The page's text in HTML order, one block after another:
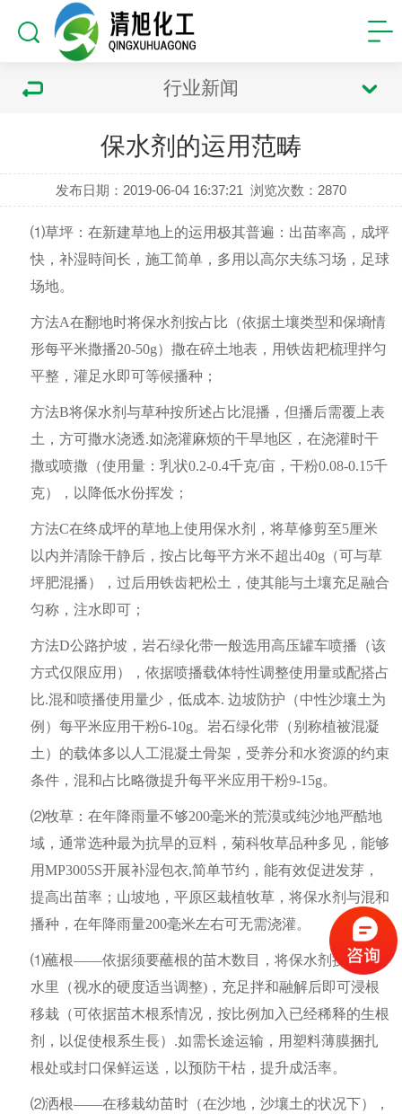
行业新闻
保水剂的运用范畴
发布日期：2019-06-04 16:37:21 浏览次数： 2870
⑴草坪：在新建草地上的运用极其普遍：出苗率高，成坪
快，补湿時间长，施工简单，多用以高尔夫练习场，足球
场地。
方法A在翻地时将保水剂按占比（依据土壤类型和保墒情
形每平米撒播20-50g）撒在碎土地表，用铁齿耙梳理拌匀
平整，灌足水即可等候播种；
方法B将保水剂与草种按所述占比混播，但播后需覆上表
土，方可撒水浇透.如浇灌麻烦的干旱地区，在浇灌时干
撒或喷撒（使用量：乳状0.2-0.4千克/亩，干粉0.08-0.15千
克），以降低水份挥发；
方法C在终成坪的草地上使用保水剂，将草修剪至5厘米
以内并清除干静后，按占比每平方米不超出40g（可与草
坪肥混播），过后用铁齿耙松土，使其能与土壤充足融合
匀称，注水即可；
方法D公路护坡，岩石绿化带一般选用高压罐车喷播（该
方式仅限应用），依据喷播载体特性调整使用量或配搭占
比.混和喷播使用量少，低成本. 边坡防护（中性沙壤土为
例）每平米应用干粉6-10g。岩石绿化带（别称植被混凝
土）的载体多以人工混凝土骨架，受养分和水资源的约束
条件，混和占比略微提升每平米应用干粉9-15g。
⑵牧草：在年降雨量不够200毫米的荒漠或纯沙地严酷地
域，通常选种最为抗旱的豆料，菊科牧草品种多见，能够
用MP3005S开展补湿包衣,简单节约，能有效促进发芽，
提高出苗率；山坡地，平原区栽植牧草，将保水剂与混和
播种，在年降雨量200毫米左右可无需浇灌。
⑴蘸根——依据须要蘸根的苗木数目，将保水剂搅入30升
水里（视水的硬度适当调整)，充足拌和融解后即可浸根
移栽（可依据苗木根系情况，按比例加入已经稀释的生根
剂，以促使根系生長）.如需长途运输，用塑料薄膜捆扎
根处或封口保鲜运送，以预防干枯，提升成活率。
⑵洒根——在移栽幼苗时（在沙地，沙壤土的状况下），